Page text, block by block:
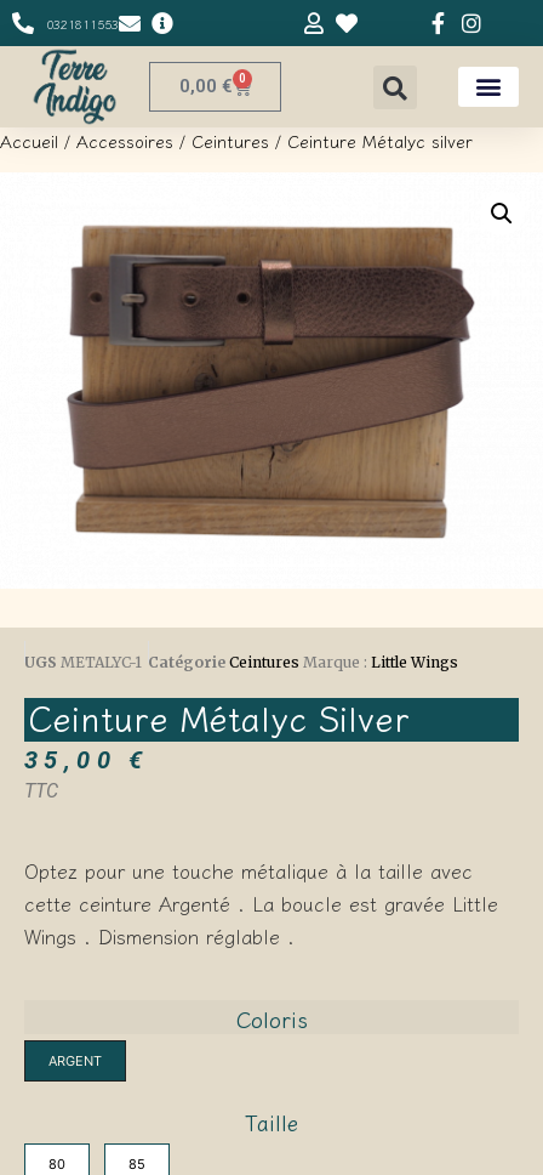
0321811553
0,00 € 0
Accueil / Accessoires / Ceintures / Ceinture Métalyc silver
UGS METALYC-1 Catégorie Ceintures Marque : Little Wings
Ceinture Métalyc Silver
35,00€
TTC
Optez pour une touche métalique à la taille avec
cette ceinture Argenté . La boucle est gravée Little
Wings . Dismension réglable .
Coloris
ARGENT
Taille
80 85